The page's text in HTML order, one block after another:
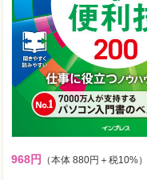
968円 （本体 880円＋税10%）